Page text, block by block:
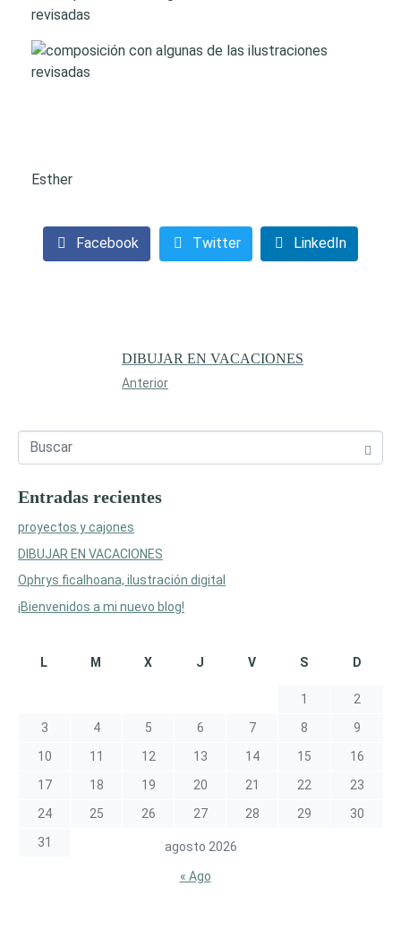
Esther
Facebook Twitter LinkedIn
DIBUJAR EN VACACIONES
Anterior
Entradas recientes
proyectos y cajones
DIBUJAR EN VACACIONES
Ophrys ficalhoana, ilustración digital
¡Bienvenidos a mi nuevo blog!
agosto 2026
L M X J V S D
1
2
3
4 5 6 7 8
9
10
11 12 13 14 15
16
17
18 19 20 21 22
23
24
25 26 27 28 29
30
31
« Ago